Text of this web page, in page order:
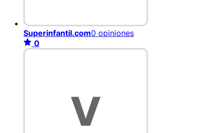
Superinfantil.com0 opiniones
0